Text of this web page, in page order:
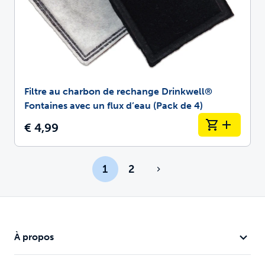
Filtre au charbon de rechange Drinkwell®
Fontaines avec un flux d’eau (Pack de 4)
€ 4,99
1 2
À propos